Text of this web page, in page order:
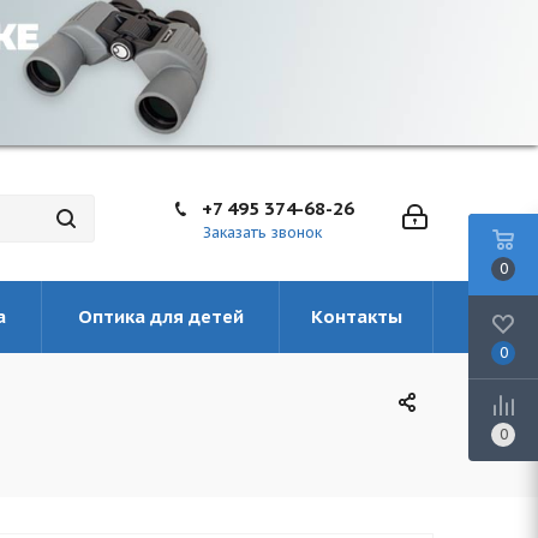
+7 495 374-68-26
Заказать звонок
Оптика для детей Контакты
0
0
0